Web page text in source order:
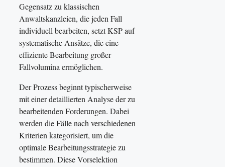
Gegensatz zu klassischen
Anwaltskanzleien, die jeden Fall
individuell bearbeiten, setzt KSP auf
systematische Ansätze, die eine
effiziente Bearbeitung großer
Fallvolumina ermöglichen.
Der Prozess beginnt typischerweise
mit einer detaillierten Analyse der zu
bearbeitenden Forderungen. Dabei
werden die Fälle nach verschiedenen
Kriterien kategorisiert, um die
optimale Bearbeitungsstrategie zu
bestimmen. Diese Vorselektion